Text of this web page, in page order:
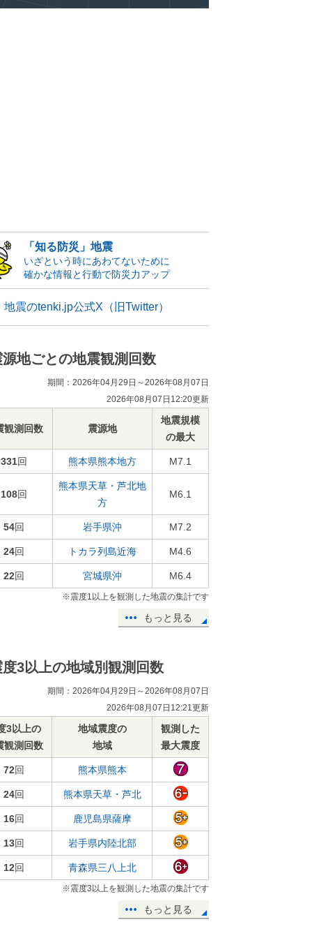
「知る防災」地震
いざという時にあわてないために
確かな情報と行動で防災力アップ
地震のtenki.jp公式X（旧Twitter）
源地ごとの地震観測回数
期間：2026年04月29日～2026年08月07日
2026年08月07日12:20更新
観測回数 震源地
地震規模
の最大
331回 熊本県熊本地方 M7.1
108回
熊本県天草・芦北地
方
M6.1
54回 岩手県沖 M7.2
24回 トカラ列島近海 M4.6
22回 宮城県沖 M6.4
※震度1以上を観測した地震の集計です
もっと見る
度3以上の地域別観測回数
期間：2026年04月29日～2026年08月07日
2026年08月07日12:21更新
3以上の
観測回数
地域震度の
地域
観測した
最大震度
72回 熊本県熊本
24回 熊本県天草・芦北
16回 鹿児島県薩摩
13回 岩手県内陸北部
12回 青森県三八上北
※震度3以上を観測した地震の集計です
もっと見る